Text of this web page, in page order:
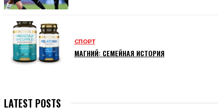
СПОРТ
МАГНИЙ: СЕМЕЙНАЯ ИСТОРИЯ
LATEST POSTS